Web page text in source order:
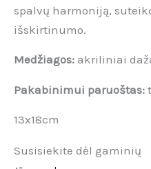
spalvų harmoniją,
išskirtinumo.
Medžiagos: akriliniai
Pakabinimui paruoštas:
13x18cm
Susisiekite dėl gaminių